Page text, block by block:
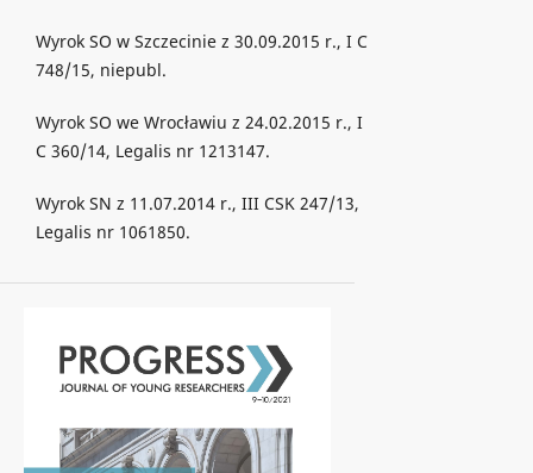
Wyrok SO w Szczecinie z 30.09.2015 r., I C
748/15, niepubl.
Wyrok SO we Wrocławiu z 24.02.2015 r., I
C 360/14, Legalis nr 1213147.
Wyrok SN z 11.07.2014 r., III CSK 247/13,
Legalis nr 1061850.